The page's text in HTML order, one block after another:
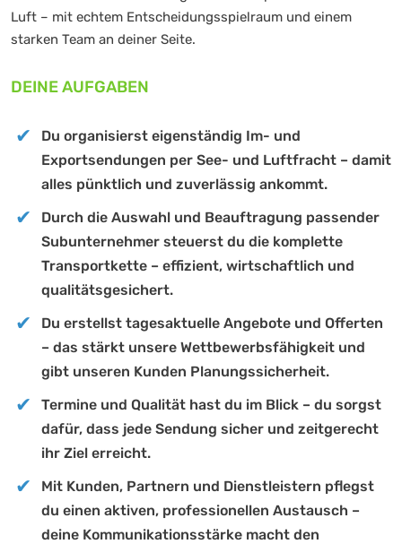
Luft – mit echtem Entscheidungsspielraum und einem
starken Team an deiner Seite.
DEINE AUFGABEN
Du organisierst eigenständig Im- und
Exportsendungen per See- und Luftfracht – damit
alles pünktlich und zuverlässig ankommt.
Durch die Auswahl und Beauftragung passender
Subunternehmer steuerst du die komplette
Transportkette – effizient, wirtschaftlich und
qualitätsgesichert.
Du erstellst tagesaktuelle Angebote und Offerten
– das stärkt unsere Wettbewerbsfähigkeit und
gibt unseren Kunden Planungssicherheit.
Termine und Qualität hast du im Blick – du sorgst
dafür, dass jede Sendung sicher und zeitgerecht
ihr Ziel erreicht.
Mit Kunden, Partnern und Dienstleistern pflegst
du einen aktiven, professionellen Austausch –
deine Kommunikationsstärke macht den